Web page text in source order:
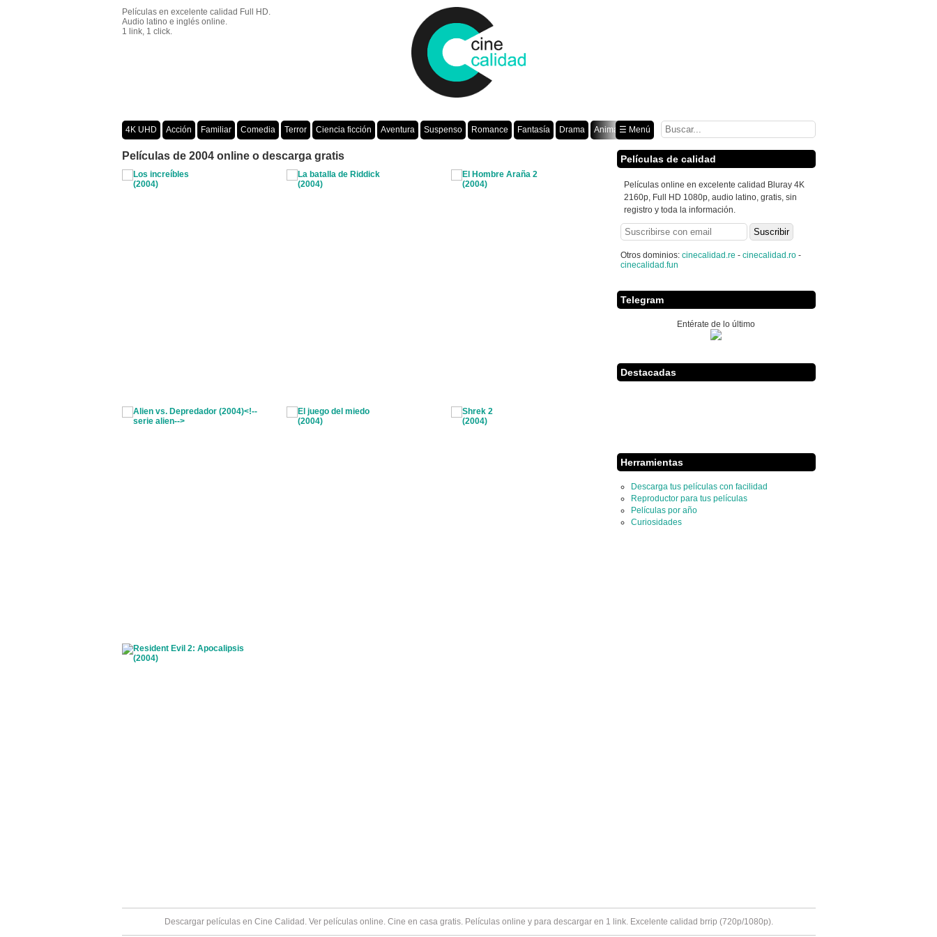
Películas en excelente calidad Full HD.
Audio latino e inglés online.
1 link, 1 click.
4K UHD Acción Familiar Comedia Terror Ciencia ficción Aventura Suspenso Romance Fantasía Drama
Animación
Crimen
☰ Menú
Películas de 2004 online o descarga gratis Películas de calidad
Películas online en excelente calidad Bluray 4K
2160p, Full HD 1080p, audio latino, gratis, sin
registro y toda la información.
Otros dominios: cinecalidad.re - cinecalidad.ro-
cinecalidad.fun
Telegram
Entérate de lo último
Destacadas
Herramientas
Descarga tus películas con facilidad
Reproductor para tus películas
Películas por año
Curiosidades
Descargar películas en Cine Calidad. Ver películas online. Cine en casa gratis. Películas online y para descargar en 1 link. Excelente calidad brrip (720p/1080p).